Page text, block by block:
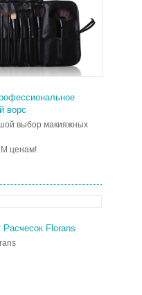
ворс
выбор макияжных
ценам!
Расчесок Florans